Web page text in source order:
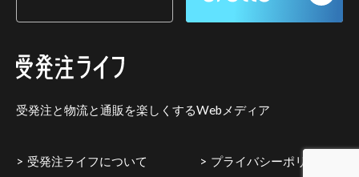
受発注と物流と通販を楽しくするWebメディア
受発注ライフについて プライバシーポリシー